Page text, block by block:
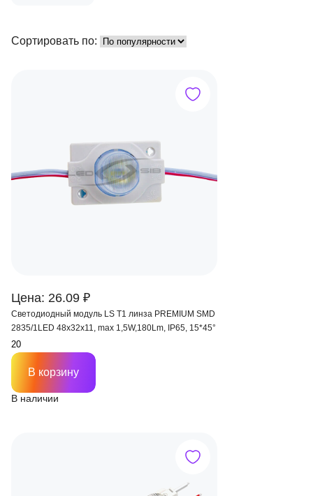
Сортировать по:
Цена: 26.09 ₽
Светодиодный модуль LS Т1 линза PREMIUM SMD
2835/1LED 48х32х11, max 1,5W,180Lm, IP65, 15*45°
В наличии
В корзину